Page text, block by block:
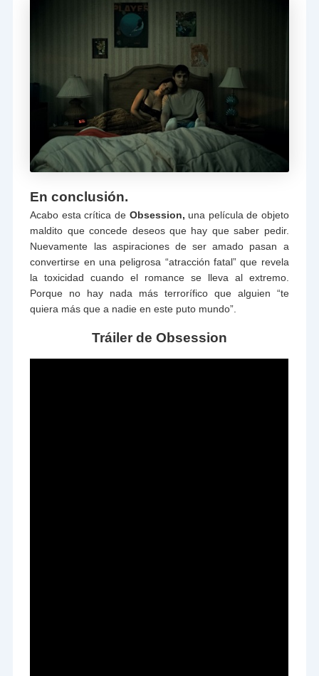
En conclusión.
Acabo esta crítica de Obsession, una película de objeto
maldito que concede deseos que hay que saber pedir.
Nuevamente las aspiraciones de ser amado pasan a
convertirse en una peligrosa “atracción fatal” que revela
la toxicidad cuando el romance se lleva al extremo.
Porque no hay nada más terrorífico que alguien “te
quiera más que a nadie en este puto mundo”.
Tráiler de Obsession